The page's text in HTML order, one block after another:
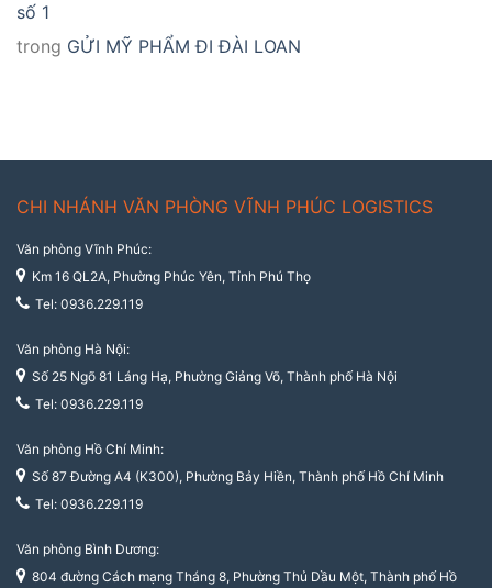
số 1
trong GỬI MỸ PHẨM ĐI ĐÀI LOAN
CHI NHÁNH VĂN PHÒNG VĨNH PHÚC LOGISTICS
Văn phòng Vĩnh Phúc:
Km 16 QL2A, Phường Phúc Yên, Tỉnh Phú Thọ
Tel: 0936.229.119
Văn phòng Hà Nội:
Số 25 Ngõ 81 Láng Hạ, Phường Giảng Võ, Thành phố Hà Nội
Tel: 0936.229.119
Văn phòng Hồ Chí Minh:
Số 87 Đường A4 (K300), Phường Bảy Hiền, Thành phố Hồ Chí Minh
Tel: 0936.229.119
Văn phòng Bình Dương:
804 đường Cách mạng Tháng 8, Phường Thủ Dầu Một, Thành phố Hồ